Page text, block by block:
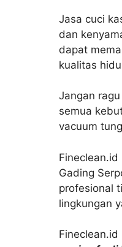
Jasa cuci
dan
dapat
kualitas
Jangan
semua
vacuum
Fineclean.id
Gading
profesional
lingkungan